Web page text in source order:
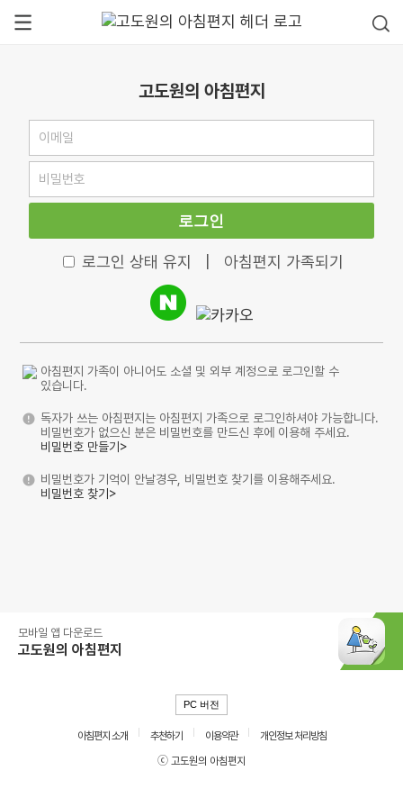
고도원의 아침편지
로그인
로그인 상태 유지 아침편지 가족되기
아침편지 가족이 아니어도 소셜 및 외부 계정으로 로그인할 수
있습니다.
독자가 쓰는 아침편지는 아침편지 가족으로 로그인하셔야 가능합니다.
비밀번호가 없으신 분은 비밀번호를 만드신 후에 이용해 주세요.
비밀번호 만들기>
비밀번호가 기억이 안날경우, 비밀번호 찾기를 이용해주세요.
비밀번호 찾기>
모바일 앱 다운로드
고도원의 아침편지
PC 버전
아침편지 소개 추천하기 이용약관
개인정보 처리방침
ⓒ 고도원의 아침편지